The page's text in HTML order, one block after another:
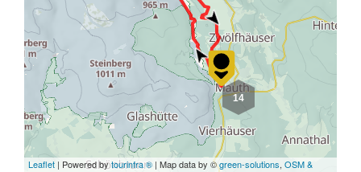
14
Leaflet | Powered bytourinfra ® | Map data by ©green-solutions, OSM &